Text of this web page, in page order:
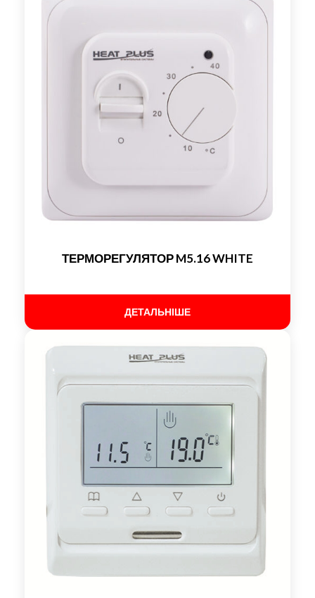
ТЕРМОРЕГУЛЯТОР M5.16 WHITE
ДЕТАЛЬНІШЕ